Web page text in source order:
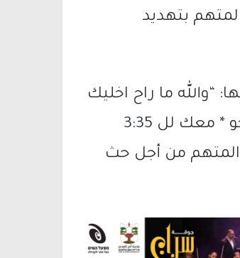
شيكل. وقام المتهم بتهديد
“والله ما راح اخليك
تنام لتكون نومتك بتابوت ولك بنص دارك بقتلك يا اخو * معك لل 3:35
المتهم من أجل حث